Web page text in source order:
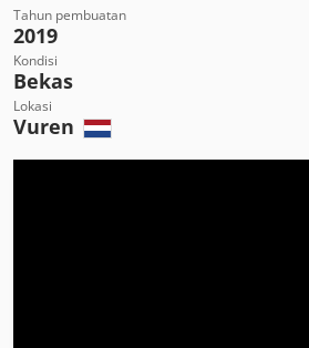
Tahun pembuatan
2019
Kondisi
Bekas
Lokasi
Vuren